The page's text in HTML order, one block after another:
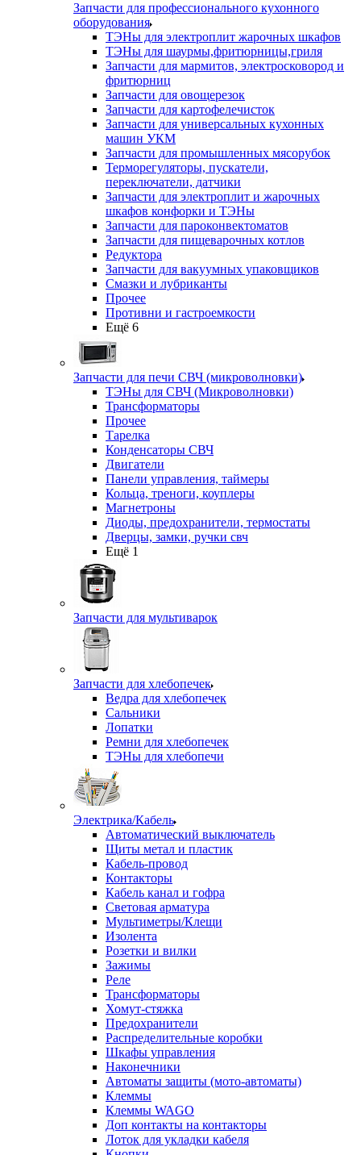
Запчасти для профессионального кухонного
оборудования
ТЭНы для электроплит жарочных шкафов
ТЭНы для шаурмы,фритюрницы,гриля
Запчасти для мармитов, электросковород и
фритюрниц
Запчасти для овощерезок
Запчасти для картофелечисток
Запчасти для универсальных кухонных
машин УКМ
Запчасти для промышленных мясорубок
Терморегуляторы, пускатели,
переключатели, датчики
Запчасти для электроплит и жарочных
шкафов конфорки и ТЭНы
Запчасти для пароконвектоматов
Запчасти для пищеварочных котлов
Редуктора
Запчасти для вакуумных упаковщиков
Смазки и лубриканты
Прочее
Противни и гастроемкости
Ещё 6
Запчасти для печи СВЧ (микроволновки)
ТЭНы для СВЧ (Микроволновки)
Трансформаторы
Прочее
Тарелка
Конденсаторы СВЧ
Двигатели
Панели управления, таймеры
Кольца, треноги, коуплеры
Магнетроны
Диоды, предохранители, термостаты
Дверцы, замки, ручки свч
Ещё 1
Запчасти для мультиварок
Запчасти для хлебопечек
Ведра для хлебопечек
Сальники
Лопатки
Ремни для хлебопечек
ТЭНы для хлебопечи
Электрика/Кабель
Автоматический выключатель
Щиты метал и пластик
Кабель-провод
Контакторы
Кабель канал и гофра
Световая арматура
Мультиметры/Клещи
Изолента
Розетки и вилки
Зажимы
Реле
Трансформаторы
Хомут-стяжка
Предохранители
Распределительные коробки
Шкафы управления
Наконечники
Автоматы защиты (мото-автоматы)
Клеммы
Клеммы WAGO
Доп контакты на контакторы
Лоток для укладки кабеля